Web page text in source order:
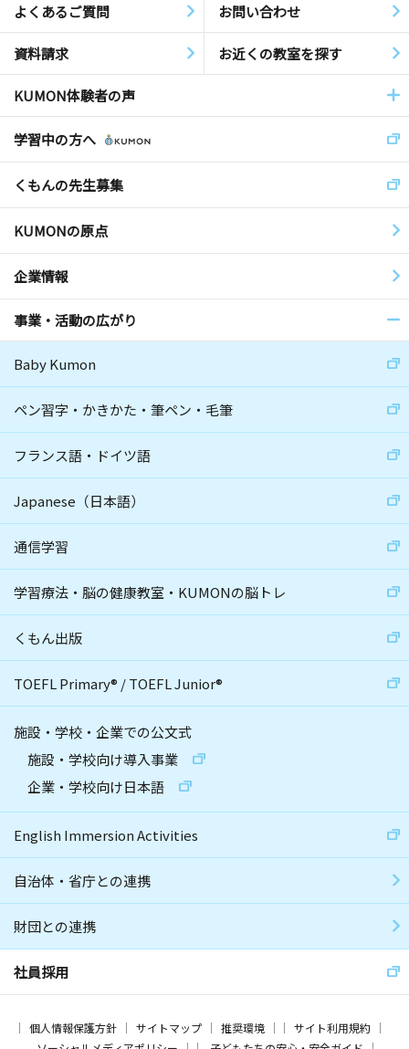
よくあるご質問 お問い合わせ
資料請求 お近くの教室を探す
KUMON体験者の声
学習中の方へ
くもんの先生募集
KUMONの原点
企業情報
事業・活動の広がり
Baby Kumon
ペン習字・かきかた・筆ペン・毛筆
フランス語・ドイツ語
Japanese（日本語）
通信学習
学習療法・脳の健康教室・KUMONの脳トレ
くもん出版
TOEFL Primary® /TOEFL Junior®
施設・学校・企業での公文式
施設・学校向け導入事業
企業・学校向け日本語
English Immersion Activities
自治体・省庁との連携
財団との連携
社員採用
個人情報保護方針 サイトマップ 推奨環境
サイト利用規約